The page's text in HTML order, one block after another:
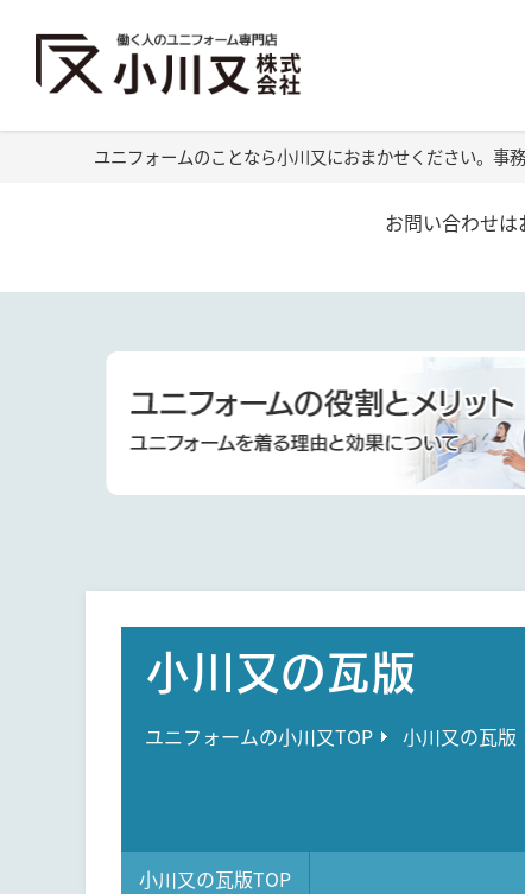
ユニフォームのことなら小川又におまかせください。事
お問い合わせは
小川又の瓦版
ユニフォームの小川又TOP 小川又の瓦版
小川又の瓦版TOP